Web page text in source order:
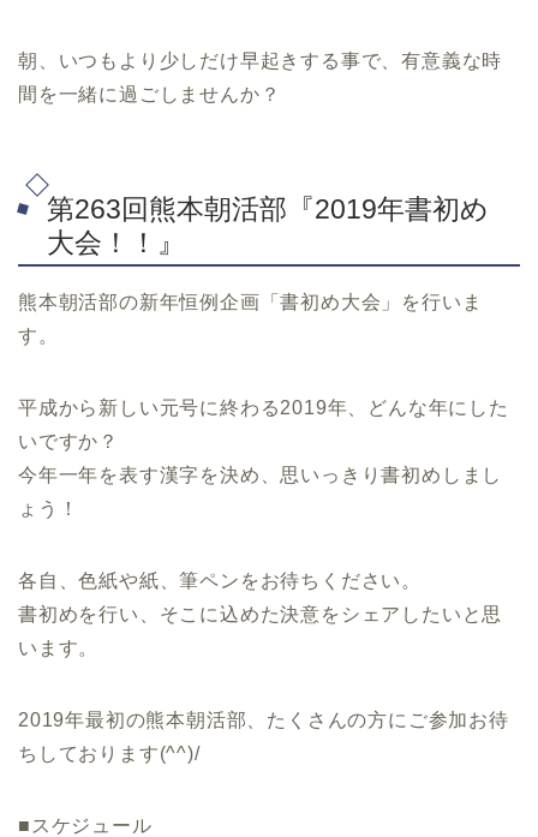
朝、いつもより少しだけ早起きする事で、有意義な時
間を一緒に過ごしませんか？
第263回熊本朝活部『2019年書初め
大会！！』
熊本朝活部の新年恒例企画「書初め大会」を行いま
す。
平成から新しい元号に終わる2019年、どんな年にした
いですか？
今年一年を表す漢字を決め、思いっきり書初めしまし
ょう！
各自、色紙や紙、筆ペンをお待ちください。
書初めを行い、そこに込めた決意をシェアしたいと思
います。
2019年最初の熊本朝活部、たくさんの方にご参加お待
ちしております(^^)/
■スケジュール